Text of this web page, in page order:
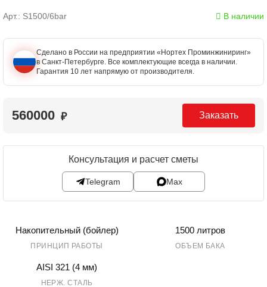
Арт.: S1500/6bar В наличии
Сделано в России на предприятии «Нортех Проминжиниринг»
в Санкт-Петербурге. Все комплектующие всегда в наличии.
Гарантия 10 лет напрямую от производителя.
560000 ₽ Заказать
Консультация и расчет сметы
Telegram Max
ПРИНЦИП РАБОТЫ
Накопительный (бойлер)
ОБЪЕМ БАКА
1500 литров
НЕРЖ. СТАЛЬ
AISI 321 (4 мм)